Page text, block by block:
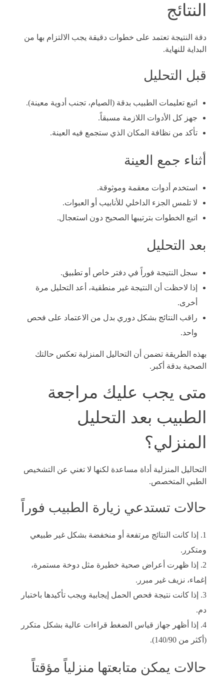
النتائج
دقة النتيجة تعتمد على خطوات دقيقة يجب الالتزام بها من
البداية للنهاية.
قبل التحليل
اتبع تعليمات الطبيب بدقة (الصيام، تجنب أدوية معينة).
جهز كل الأدوات اللازمة مسبقاً.
تأكد من نظافة المكان الذي ستجمع فيه العينة.
أثناء جمع العينة
استخدم أدوات معقمة وموثوقة.
لا تلمس الجزء الداخلي للأنابيب أو العبوات.
اتبع الخطوات بترتيبها الصحيح دون استعجال.
بعد التحليل
سجل النتيجة فوراً في دفتر خاص أو تطبيق.
إذا لاحظت أن النتيجة غير منطقية، أعد التحليل مرة
أخرى.
راقب النتائج بشكل دوري بدل من الاعتماد على فحص
واحد.
بهذه الطريقة تضمن أن التحاليل المنزلية تعكس حالتك
الصحية بدقة أكبر.
متى يجب عليك مراجعة
الطبيب بعد التحليل
المنزلي؟
التحاليل المنزلية أداة مساعدة لكنها لا تغني عن التشخيص
الطبي المتخصص.
حالات تستدعي زيارة الطبيب فوراً
إذا كانت النتائج مرتفعة أو منخفضة بشكل غير طبيعي
ومتكرر.
إذا ظهرت أعراض صحية خطيرة مثل دوخة مستمرة،
إغماء، نزيف غير مبرر.
إذا كانت نتيجة فحص الحمل إيجابية ويجب تأكيدها باختبار
دم.
إذا أظهر جهاز قياس الضغط قراءات عالية بشكل متكرر
(أكثر من 140/90).
حالات يمكن متابعتها منزلياً مؤقتاً